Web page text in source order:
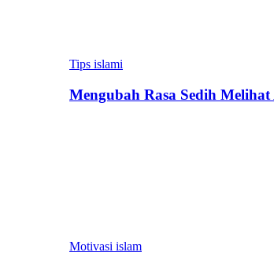
Tips islami
Mengubah Rasa Sedih
Motivasi islam